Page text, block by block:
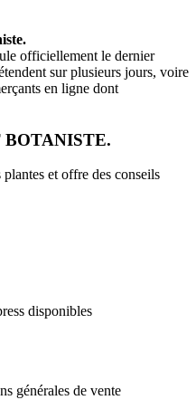
officiellement le dernier
sur plusieurs jours, voire
en ligne dont
et offre des conseils
disponibles
générales de vente